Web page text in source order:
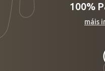
100%
máis